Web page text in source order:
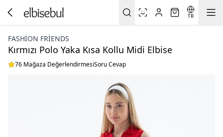
TR
FASHION FRIENDS
Kırmızı Polo Yaka Kısa Kollu Midi Elbise
76 Mağaza DeğerlendirmesiSoru Cevap